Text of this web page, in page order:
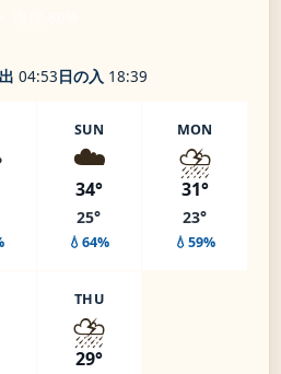
04:53日の入 18:39
SUN
☁️
34°
25°
💧64%
MON
⛈️
31°
23°
💧59%
THU
⛈️
29°